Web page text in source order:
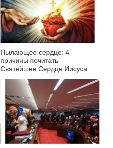
Пылающее сердце: 4
причины почитать
Святейшее Сердце Иисуса